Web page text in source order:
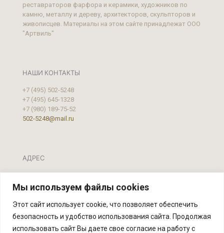
Мы используем файлы cookies
Этот сайт использует cookie, что позволяет обеспечить
безопасность и удобство использования сайта. Продолжая
использовать сайт Вы даете свое согласие на работу с
реставраторов фарфора и керамики, художников по
камню, металлу и дереву, архитекторов, скульпторов и
живописцев. Материалы на этом сайте принадлежат ООО
"Артвиль"
НАШИ КОНТАКТЫ
+7 (495) 502-5248
+7 (495) 645-1328
+7 (980) 189-75-52
502-5248@mail.ru
АДРЕС